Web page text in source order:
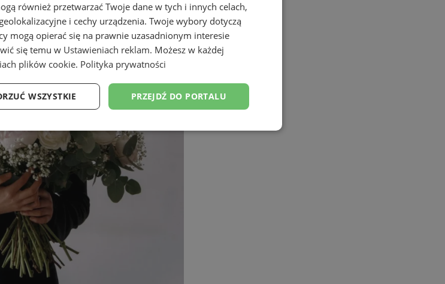
najbliższą okolicę!
również przetwarzać Twoje dane w tych i innych celach,
i cechy urządzenia. Twoje wybory dotyczą
mogą opierać się na prawnie uzasadnionym interesie
się temu w Ustawieniach reklam. Możesz w każdej
plików cookie. Polityka prywatności
PRZEJDŹ DO PORTALU
WSZYSTKIE
Targetowanie Funkcjonalność Niesklasyfikowane
Targetowanie Funkcjonalność
funkcji strony internetowej, takich jak logowanie użytkownika i
można prawidłowo korzystać ze strony internetowej.
Okres
przechowywania